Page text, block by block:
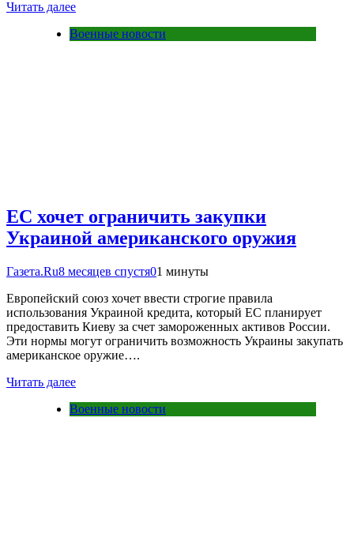
Читать далее
Военные новости
ЕС хочет ограничить закупки
Украиной американского оружия
Газета.Ru8 месяцев спустя01 минуты
Европейский союз хочет ввести строгие правила
использования Украиной кредита, который ЕС планирует
предоставить Киеву за счет замороженных активов России.
Эти нормы могут ограничить возможность Украины закупать
американское оружие….
Читать далее
Военные новости